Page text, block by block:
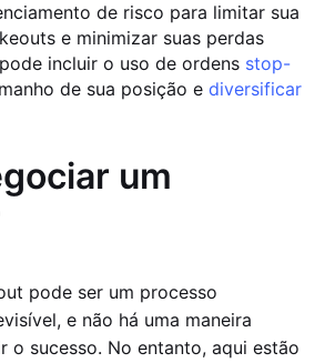
de risco para limitar sua
e minimizar suas perdas
incluir o uso de ordens stop-
de sua posição e diversificar
um
pode ser um processo
e não há uma maneira
o sucesso. No entanto, aqui estão